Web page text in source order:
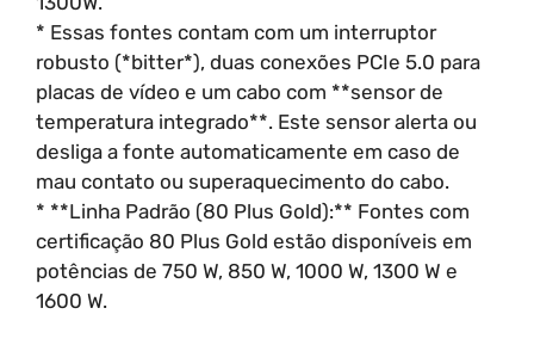
* Essas fontes contam com um interruptor
robusto (*bitter*), duas conexões PCIe 5.0 para
placas de vídeo e um cabo com **sensor de
temperatura integrado**. Este sensor alerta ou
desliga a fonte automaticamente em caso de
mau contato ou superaquecimento do cabo.
* **Linha Padrão (80 Plus Gold):** Fontes com
certificação 80 Plus Gold estão disponíveis em
potências de 750 W, 850 W, 1000 W, 1300 W e
1600 W.